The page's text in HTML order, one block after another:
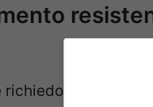
poca